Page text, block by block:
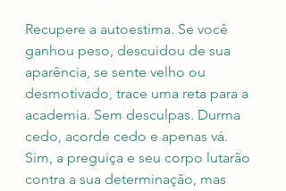
Recupere a autoestima. Se você
ganhou peso, descuidou de sua
aparência, se sente velho ou
desmotivado, trace uma reta para a
academia. Sem desculpas. Durma
cedo, acorde cedo e apenas vá.
Sim, a preguiça e seu corpo lutarão
contra a sua determinação, mas